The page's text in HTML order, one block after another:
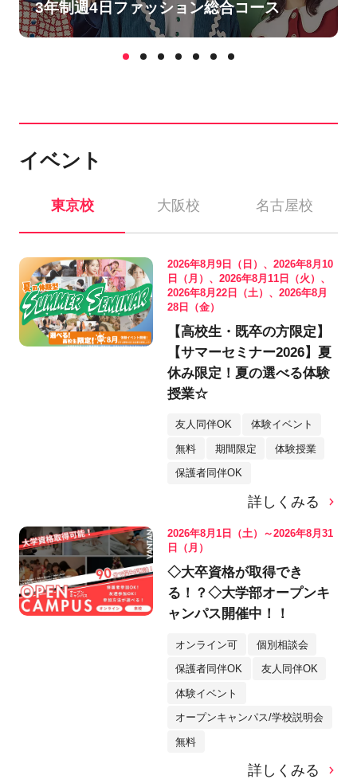
3年制週4日ファッション総合コース
イベント
東京校 大阪校 名古屋校
2026年8月9日（日）、2026年8月10
日（月）、2026年8月11日（火）、
2026年8月22日（土）、2026年8月
28日（金）
【高校生・既卒の方限定】
【サマーセミナー2026】夏
休み限定！夏の選べる体験
授業☆
友人同伴OK 体験イベント
無料 期間限定 体験授業
保護者同伴OK
詳しくみる
2026年8月1日（土）～2026年8月31
日（月）
◇大卒資格が取得でき
る！？◇大学部オープンキ
ャンパス開催中！！
オンライン可 個別相談会
保護者同伴OK 友人同伴OK
体験イベント
オープンキャンパス/学校説明会
無料
詳しくみる